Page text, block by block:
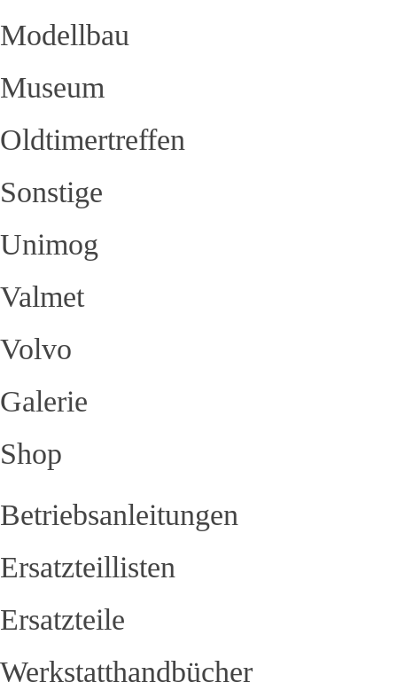
Modellbau
Museum
Oldtimertreffen
Sonstige
Unimog
Valmet
Volvo
Galerie
Shop
Betriebsanleitungen
Ersatzteillisten
Ersatzteile
Werkstatthandbücher